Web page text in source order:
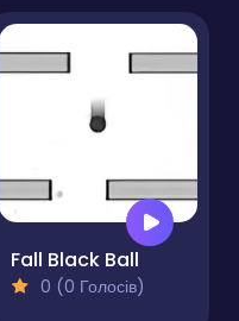
Fall Black Ball
0 (0 Голосів)